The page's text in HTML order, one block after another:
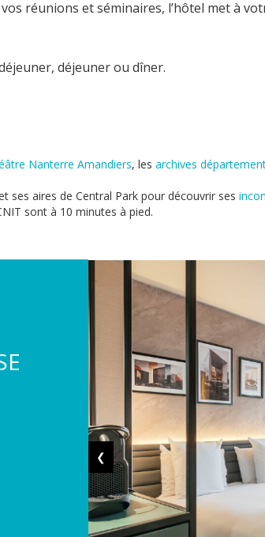
réunions et séminaires, l’hôtel met à
déjeuner ou dîner.
Nanterre Amandiers, les archives
ses aires de Central Park pour découvrir ses
sont à 10 minutes à pied.
❮